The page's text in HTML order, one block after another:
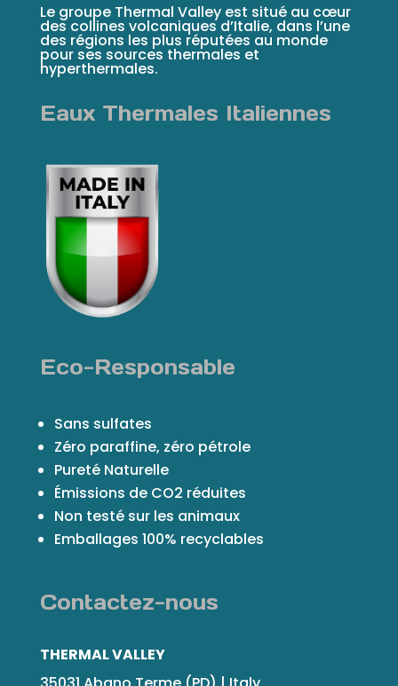
Le groupe Thermal Valley est situé au cœur
des collines volcaniques d’Italie, dans l’une
des régions les plus réputées au monde
pour ses sources thermales et
hyperthermales.
Eaux Thermales Italiennes
Eco-Responsable
Sans sulfates
Zéro paraffine, zéro pétrole
Pureté Naturelle
Émissions de CO2 réduites
Non testé sur les animaux
Emballages 100% recyclables
Contactez-nous
THERMAL VALLEY